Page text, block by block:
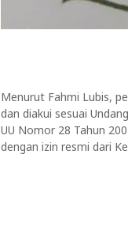
Menurut Fahmi Lubis,
dan diakui sesuai
UU Nomor 28 Tahun
dengan izin resmi dari